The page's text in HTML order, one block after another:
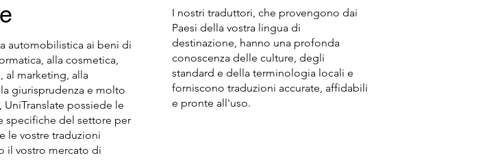
automobilistica ai beni di
alla cosmetica,
al marketing, alla
giurisprudenza e molto
UniTranslate possiede le
specifiche del settore per
le vostre traduzioni
il vostro mercato di
I nostri traduttori, che provengono dai
Paesi della vostra lingua di
destinazione, hanno una profonda
conoscenza delle culture, degli
standard e della terminologia locali e
forniscono traduzioni accurate, affidabili
e pronte all'uso.